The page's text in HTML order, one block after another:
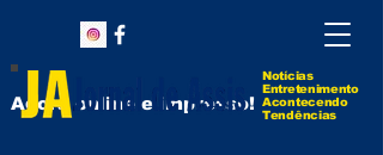
Notícias
Entretenimento
Acontecendo
Tendências
Agora online e impresso!